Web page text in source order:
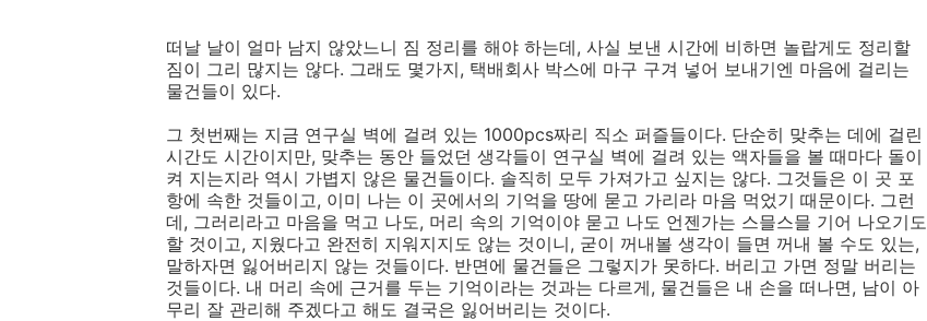
떠날 날이 얼마 남지 않았느니 짐 정리를 해야 하는데, 사실 보낸 시간에 비하면 놀랍게도 정리할
짐이 그리 많지는 않다. 그래도 몇가지, 택배회사 박스에 마구 구겨 넣어 보내기엔 마음에 걸리는
물건들이 있다.
그 첫번째는 지금 연구실 벽에 걸려 있는 1000pcs짜리 직소 퍼즐들이다. 단순히 맞추는 데에 걸린
시간도 시간이지만, 맞추는 동안 들었던 생각들이 연구실 벽에 걸려 있는 액자들을 볼 때마다 돌이
켜 지는지라 역시 가볍지 않은 물건들이다. 솔직히 모두 가져가고 싶지는 않다. 그것들은 이 곳 포
항에 속한 것들이고, 이미 나는 이 곳에서의 기억을 땅에 묻고 가리라 마음 먹었기 때문이다. 그런
데, 그러리라고 마음을 먹고 나도, 머리 속의 기억이야 묻고 나도 언젠가는 스믈스믈 기어 나오기도
할 것이고, 지웠다고 완전히 지워지지도 않는 것이니, 굳이 꺼내볼 생각이 들면 꺼내 볼 수도 있는,
말하자면 잃어버리지 않는 것들이다. 반면에 물건들은 그렇지가 못하다. 버리고 가면 정말 버리는
것들이다. 내 머리 속에 근거를 두는 기억이라는 것과는 다르게, 물건들은 내 손을 떠나면, 남이 아
무리 잘 관리해 주겠다고 해도 결국은 잃어버리는 것이다.